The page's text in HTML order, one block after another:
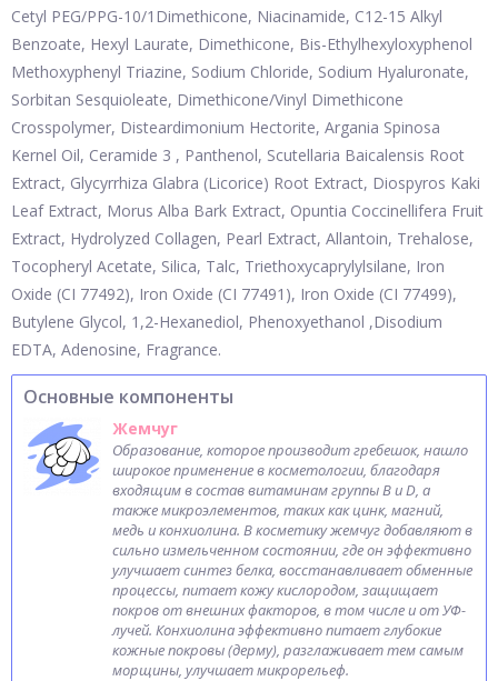
Cetyl PEG/PPG-10/1Dimethicone, Niacinamide, C12-15 Alkyl
Benzoate, Hexyl Laurate, Dimethicone, Bis-Ethylhexyloxyphenol
Methoxyphenyl Triazine, Sodium Chloride, Sodium Hyaluronate,
Sorbitan Sesquioleate, Dimethicone/Vinyl Dimethicone
Crosspolymer, Disteardimonium Hectorite, Argania Spinosa
Kernel Oil, Ceramide 3 , Panthenol, Scutellaria Baicalensis Root
Extract, Glycyrrhiza Glabra (Licorice) Root Extract, Diospyros Kaki
Leaf Extract, Morus Alba Bark Extract, Opuntia Coccinellifera Fruit
Extract, Hydrolyzed Collagen, Pearl Extract, Allantoin, Trehalose,
Tocopheryl Acetate, Silica, Talc, Triethoxycaprylylsilane, Iron
Oxide (CI 77492), Iron Oxide (CI 77491), Iron Oxide (CI 77499),
Butylene Glycol, 1,2-Hexanediol, Phenoxyethanol ,Disodium
EDTA, Adenosine, Fragrance.
Основные компоненты
Жемчуг
Образование, которое производит гребешок, нашло
широкое применение в косметологии, благодаря
входящим в состав витаминам группы В и D, а
также микроэлементов, таких как цинк, магний,
медь и конхиолина. В косметику жемчуг добавляют в
сильно измельченном состоянии, где он эффективно
улучшает синтез белка, восстанавливает обменные
процессы, питает кожу кислородом, защищает
покров от внешних факторов, в том числе и от УФ-
лучей. Конхиолина эффективно питает глубокие
кожные покровы (дерму), разглаживает тем самым
морщины, улучшает микрорельеф.